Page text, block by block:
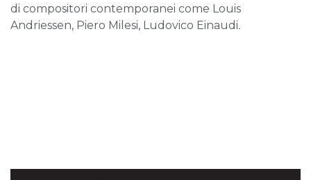
di compositori contemporanei come Louis
Andriessen, Piero Milesi, Ludovico Einaudi.